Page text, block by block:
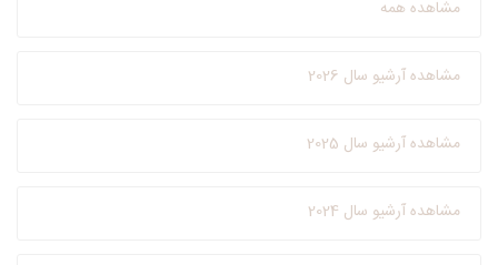
مشاهده همه
مشاهده آرشیو سال 2026
مشاهده آرشیو سال 2025
مشاهده آرشیو سال 2024